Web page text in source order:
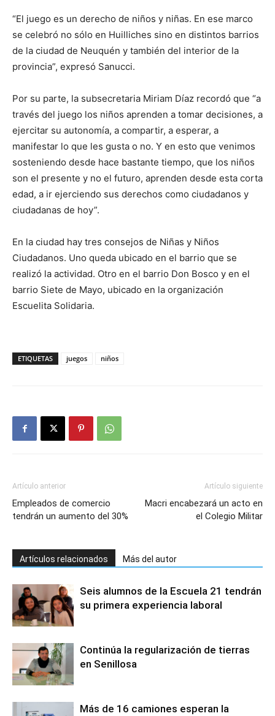
“El juego es un derecho de niños y niñas. En ese marco
se celebró no sólo en Huilliches sino en distintos barrios
de la ciudad de Neuquén y también del interior de la
provincia”, expresó Sanucci.
Por su parte, la subsecretaria Miriam Díaz recordó que “a
través del juego los niños aprenden a tomar decisiones, a
ejercitar su autonomía, a compartir, a esperar, a
manifestar lo que les gusta o no. Y en esto que venimos
sosteniendo desde hace bastante tiempo, que los niños
son el presente y no el futuro, aprenden desde esta corta
edad, a ir ejerciendo sus derechos como ciudadanos y
ciudadanas de hoy”.
En la ciudad hay tres consejos de Niñas y Niños
Ciudadanos. Uno queda ubicado en el barrio que se
realizó la actividad. Otro en el barrio Don Bosco y en el
barrio Siete de Mayo, ubicado en la organización
Escuelita Solidaria.
ETIQUETAS juegos niños
Artículo anterior
Empleados de comercio
tendrán un aumento del 30%
Artículo siguiente
Macri encabezará un acto en
el Colegio Militar
Artículos relacionados Más del autor
Seis alumnos de la Escuela 21 tendrán
su primera experiencia laboral
Continúa la regularización de tierras
en Senillosa
Más de 16 camiones esperan la